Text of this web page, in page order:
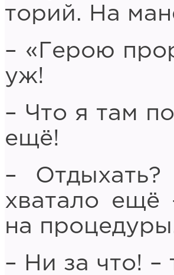
торий. На
– «Герою
уж!
– Что я там
ещё!
–
хватало ещё
на
– Ни за что! –